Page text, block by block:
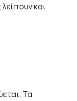
και
Τα